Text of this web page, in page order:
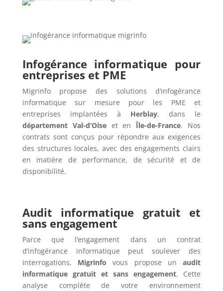
Infogérance informatique pour
entreprises et PME
Migrinfo propose des solutions d’infogérance
informatique sur mesure pour les PME et
entreprises implantées à Herblay, dans le
département Val-d’Oiseet enÎle-de-France. Nos
contrats sont conçus pour répondre aux exigences
des structures locales, avec des engagements clairs
en matière de performance, de sécurité et de
disponibilité.
Audit informatique gratuit et
sans engagement
Parce que l’engagement dans un contrat
d’infogérance informatique peut soulever des
interrogations, Migrinfovous propose unaudit
informatique gratuit et sans engagement. Cette
analyse complète de votre environnement